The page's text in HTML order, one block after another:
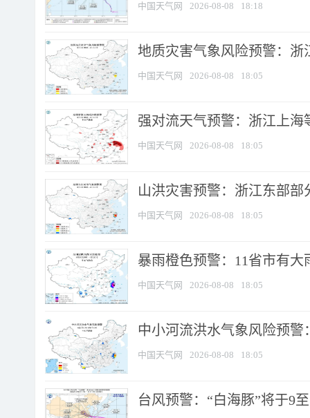
中国天气网 2026-08-08 18:18
地质灾害气象风险预警：
中国天气网 2026-08-08 18:05
强对流天气预警：浙江上海
中国天气网 2026-08-08 18:05
山洪灾害预警：浙江东部
中国天气网 2026-08-08 18:05
暴雨橙色预警：11省市有
中国天气网 2026-08-08 18:05
中小河流洪水气象风险预
中国天气网 2026-08-08 18:05
台风预警：“白海豚”将于9